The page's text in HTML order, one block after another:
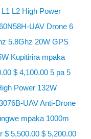
L2 High Power
UAV Drone 6
5.8Ghz 20W GPS
Kupitirira mpaka
$ 4,100.00 5 pa 5
Power 132W
UAV Anti-Drone
mpaka 1000m
$ 5,500.00 $ 5,200.00